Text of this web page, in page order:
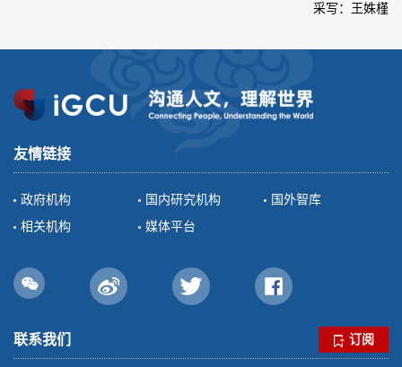
采写：王姝槿
友情链接
政府机构 国内研究机构
国外智库
相关机构
媒体平台
联系我们 订阅